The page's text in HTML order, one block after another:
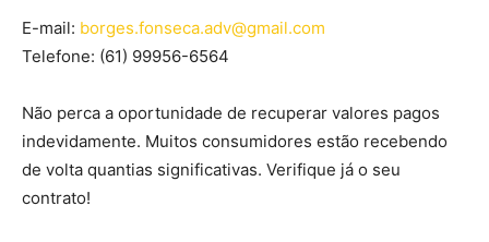
E-mail: borges.fonseca.adv@gmail.com
Telefone: (61) 99956-6564
Não perca a oportunidade de recuperar valores pagos
indevidamente. Muitos consumidores estão recebendo
de volta quantias significativas. Verifique já o seu
contrato!